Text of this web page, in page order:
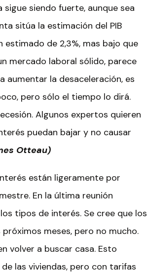
sigue siendo fuerte, aunque sea
sitúa la estimación del PIB
de 2,3%, mas bajo que
mercado laboral sólido, parece
aumentar la desaceleración, es
pero sólo el tiempo lo dirá.
Algunos expertos quieren
puedan bajar y no causar
Otteau)
están ligeramente por
En la última reunión
tipos de interés. Se cree que los
meses, pero no mucho.
volver a buscar casa. Esto
las viviendas, pero con tarifas